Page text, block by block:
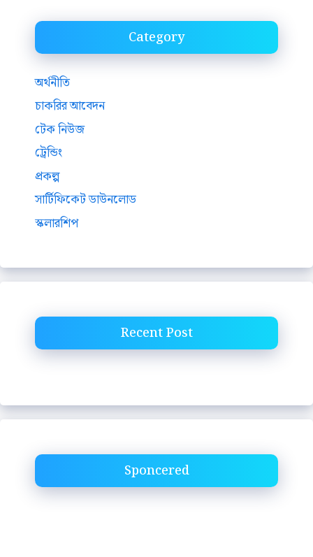
Category
অর্থনীতি
চাকরির আবেদন
টেক নিউজ
ট্রেন্ডিং
প্রকল্প
সার্টিফিকেট ডাউনলোড
স্কলারশিপ
Recent Post
Sponcered